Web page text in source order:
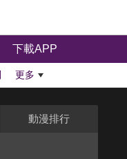
下載APP
更多
動漫排行